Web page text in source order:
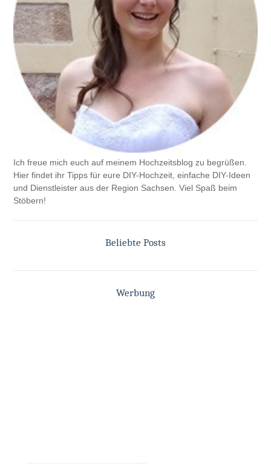
Ich freue mich euch auf meinem Hochzeitsblog zu begrüßen.
Hier findet ihr Tipps für eure DIY-Hochzeit, einfache DIY-Ideen
und Dienstleister aus der Region Sachsen. Viel Spaß beim
Stöbern!
Beliebte Posts
Werbung